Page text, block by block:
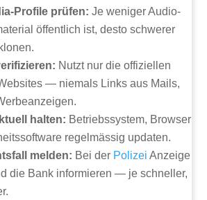
Profile prüfen: Je weniger Audio-
öffentlich ist, desto schwerer
Nutzt nur die offiziellen
— niemals Links aus Mails,
halten: Betriebssystem, Browser
regelmässig updaten.
melden: Bei der Polizei Anzeige
die Bank informieren — je schneller,